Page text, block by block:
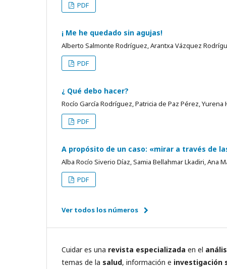
PDF
¡ Me he quedado sin agujas!
Alberto Salmonte Rodríguez, Arantxa Vázquez
PDF
¿ Qué debo hacer?
Rocío García Rodríguez, Patricia de Paz Pérez,
PDF
A propósito de un caso: «mirar a través de
Alba Rocío Siverio Díaz, Samia Bellahmar Lkadiri, Ana
PDF
Ver todos los números
Cuidar es una revista especializada en el
temas de la salud, información e investigación